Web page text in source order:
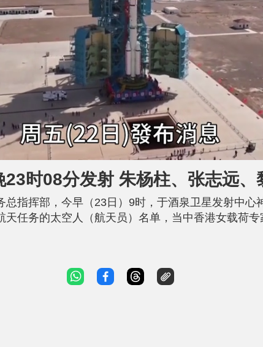
L
o
e
d
9
.
9
5
时08分发射 朱杨柱、张志远、
总指挥部，今早（23日）9时，于酒泉卫星发射中心
天任务的太空人（航天员）名单，当中香港女载荷
空的太空人。神舟二十三号将在明天（24日）23:08
瞄准北京时间5月24日23时08分发射神舟二十三号